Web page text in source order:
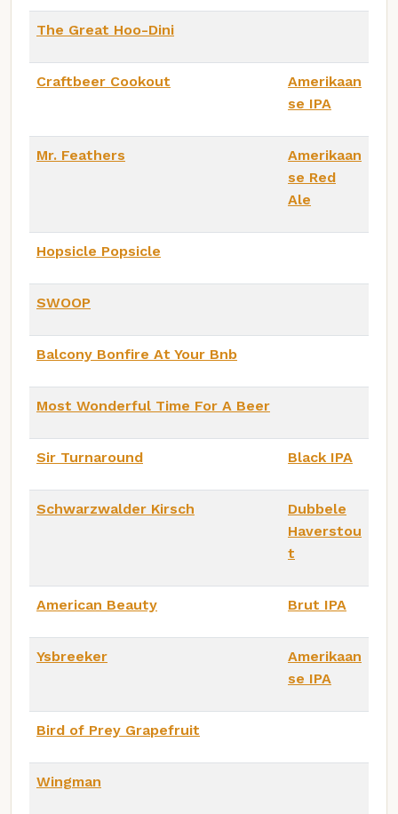
The Great Hoo-Dini
Craftbeer Cookout
Amerikaan
se IPA
Mr. Feathers
Amerikaan
se Red
Ale
Hopsicle Popsicle
SWOOP
Balcony Bonfire At Your Bnb
Most Wonderful Time For A Beer
Sir Turnaround Black IPA
Schwarzwalder Kirsch
Dubbele
Haverstou
t
American Beauty Brut IPA
Ysbreeker
Amerikaan
se IPA
Bird of Prey Grapefruit
Wingman